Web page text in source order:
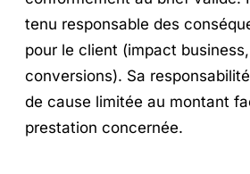
tenu responsable des
pour le client (impact business,
conversions). Sa
de cause limitée au montant
prestation concernée.